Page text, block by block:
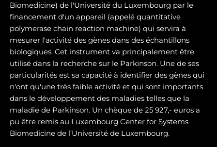
Biomedicine) de l'Université du Luxembourg par le
financement d'un appareil (appelé quantitative
polymerase chain reaction machine) qui servira à
mesurer l'activité des gènes dans des échantillons
biologiques. Cet instrument va principalement être
utilisé dans la recherche sur le Parkinson. Une de ses
particularités est sa capacité à identifier des gènes qui
n'ont qu'une très faible activité et qui sont importants
dans le développement des maladies telles que la
maladie de Parkinson. Un chèque de 25 927,- euros a
pu être remis au Luxembourg Center for Systems
Biomedicine de l’Université de Luxembourg.